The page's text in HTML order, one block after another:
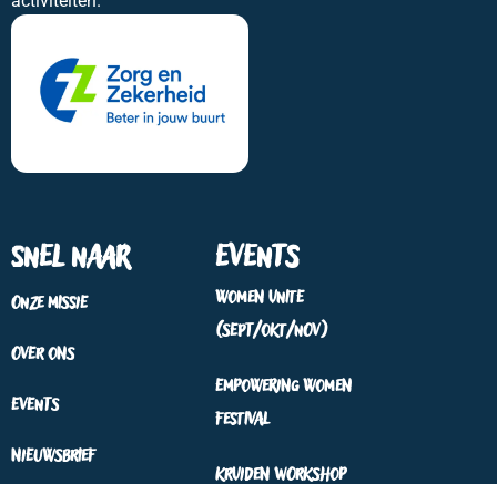
Snel naar
Onze missie
Over ons
Events
Nieuwsbrief
Events
Women Unite
(sept/okt/nov)
Empowering Women
Festival
Kruiden workshop